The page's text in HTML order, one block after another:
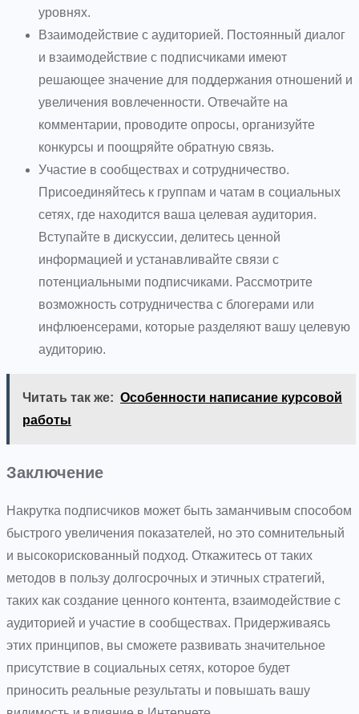
уровнях.
Взаимодействие с аудиторией. Постоянный диалог
и взаимодействие с подписчиками имеют
решающее значение для поддержания отношений и
увеличения вовлеченности. Отвечайте на
комментарии, проводите опросы, организуйте
конкурсы и поощряйте обратную связь.
Участие в сообществах и сотрудничество.
Присоединяйтесь к группам и чатам в социальных
сетях, где находится ваша целевая аудитория.
Вступайте в дискуссии, делитесь ценной
информацией и устанавливайте связи с
потенциальными подписчиками. Рассмотрите
возможность сотрудничества с блогерами или
инфлюенсерами, которые разделяют вашу целевую
аудиторию.
Читать так же: Особенности написание курсовой
работы
Заключение
Накрутка подписчиков может быть заманчивым способом
быстрого увеличения показателей, но это сомнительный
и высокорискованный подход. Откажитесь от таких
методов в пользу долгосрочных и этичных стратегий,
таких как создание ценного контента, взаимодействие с
аудиторией и участие в сообществах. Придерживаясь
этих принципов, вы сможете развивать значительное
присутствие в социальных сетях, которое будет
приносить реальные результаты и повышать вашу